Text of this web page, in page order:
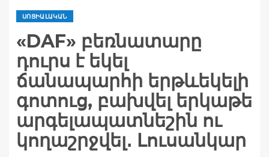
ՍՈՑԻԱԼԱԿԱՆ
«DAF» բեռնատարը
դուրս է եկել
ճանապարհի երթևեկելի
գոտուց, բախվել երկաթե
արգելապատնեշին ու
կողաշրջվել․ Լուսանկար